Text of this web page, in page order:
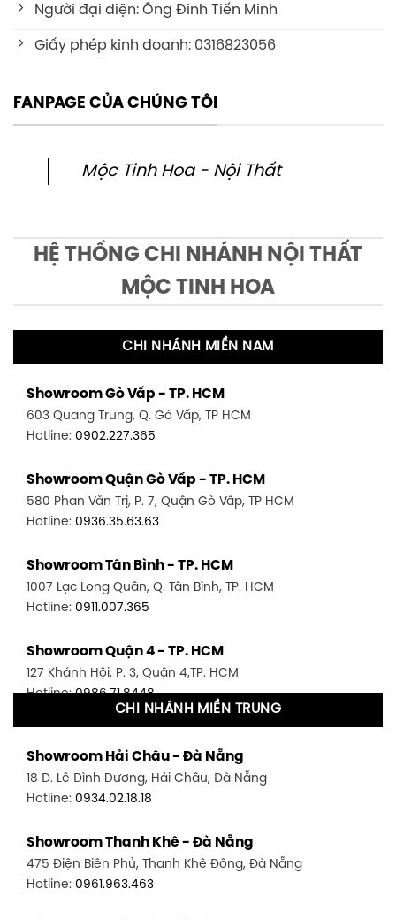
Người đại diện: Ông Đinh Tiến Minh
Giấy phép kinh doanh: 0316823056
FANPAGE CỦA CHÚNG TÔI
Mộc Tinh Hoa - Nội Thất
HỆ THỐNG CHI NHÁNH NỘI THẤT
MỘC TINH HOA
CHI NHÁNH MIỀN NAM
Showroom Gò Vấp - TP. HCM
603 Quang Trung, Q. Gò Vấp, TP HCM
Hotline: 0902.227.365
Showroom Quận Gò Vấp - TP. HCM
580 Phan Văn Trị, P. 7, Quận Gò Vấp, TP HCM
Hotline: 0936.35.63.63
Showroom Tân Bình - TP. HCM
1007 Lạc Long Quân, Q. Tân Bình, TP. HCM
Hotline: 0911.007.365
Showroom Quận 4 - TP. HCM
127 Khánh Hội, P. 3, Quận 4,TP. HCM
Hotline:0986.71.8448
1411 Đường 3/2, P. 16, Quận 11, TP. HCM
Hotline:0906.256.759
1448 Huỳnh Tấn Phát, Phú Thuận, Quận 7, TP HCM
Hotline:0946.480.580
CHI NHÁNH MIỀN TRUNG
Showroom Hải Châu - Đà Nẵng
18 Đ. Lê Đình Dương, Hải Châu, Đà Nẵng
Hotline: 0934.02.18.18
Showroom Thanh Khê - Đà Nẵng
475 Điện Biên Phủ, Thanh Khê Đông, Đà Nẵng
Hotline: 0961.963.463